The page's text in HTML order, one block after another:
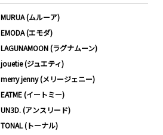
MURUA (ムルーア)
EMODA (エモダ)
LAGUNAMOON (ラグナムーン)
jouetie (ジュエティ)
merry jenny (メリージェニー)
EATME (イートミー)
UN3D. (アンスリード)
TONAL (トーナル)